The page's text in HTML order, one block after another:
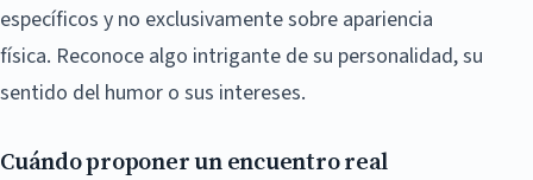
específicos y no exclusivamente sobre apariencia
física. Reconoce algo intrigante de su personalidad, su
sentido del humor o sus intereses.
Cuándo proponer un encuentro real